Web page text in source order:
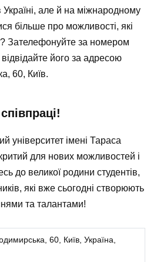
але й на міжнародному
більше про можливості, які
Зателефонуйте за номером
його за адресою
60, Київ.
університет імені Тараса
для нових можливостей і
до великої родини студентів,
які вже сьогодні створюють
та талантами!
60, Київ, Україна,